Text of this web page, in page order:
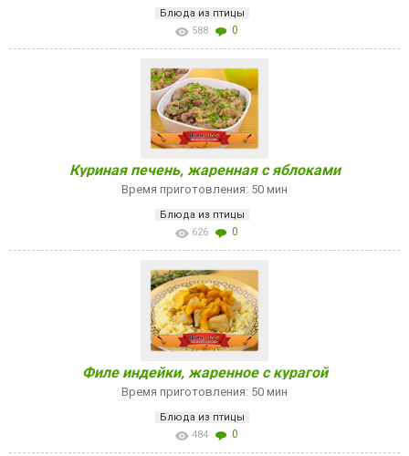
Блюда из птицы
588
0
Куриная печень, жаренная с яблоками
Время приготовления: 50 мин
Блюда из птицы
626
0
Филе индейки, жаренное с курагой
Время приготовления: 50 мин
Блюда из птицы
484
0